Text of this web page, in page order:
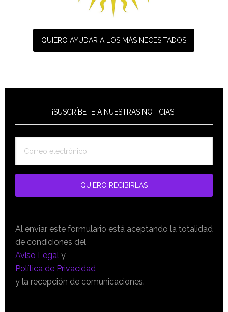
QUIERO AYUDAR A LOS MÁS NECESITADOS
¡SUSCRÍBETE A NUESTRAS NOTICIAS!
Al enviar este formulario está aceptando la totalidad
de condiciones del
Aviso Legaly
Política de Privacidad
y la recepción de comunicaciones.